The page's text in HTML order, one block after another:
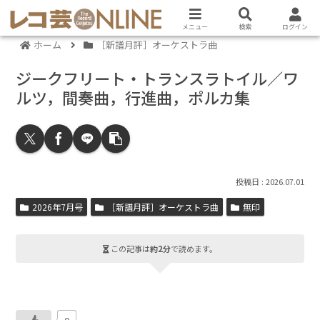
ホーム ［新譜月評］オーケストラ曲
ジークフリート・トランスラトイル／ワ
ルツ，間奏曲，行進曲，ポルカ集
2026.07.01
2026年7月号 ［新譜月評］オーケストラ曲 無印
この記事は約2分で読めます。
メニュー 検索 ログイン